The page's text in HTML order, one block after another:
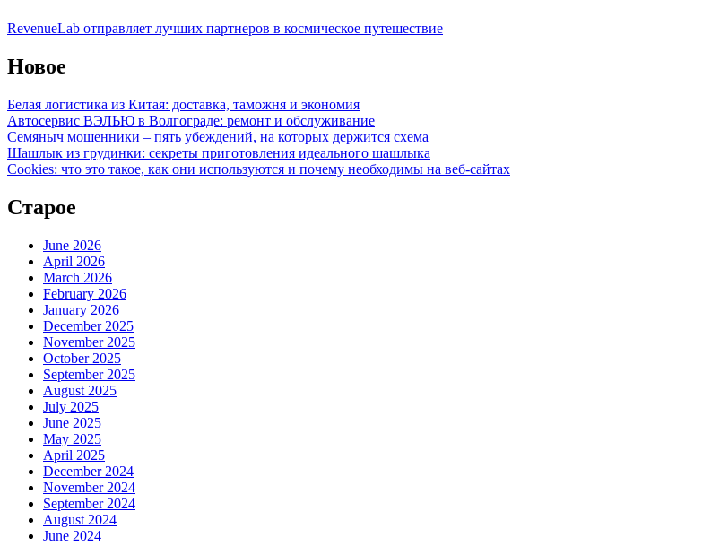
RevenueLab отправляет лучших партнеров в космическое путешествие
Новое
Белая логистика из Китая: доставка, таможня и экономия
Автосервис ВЭЛЬЮ в Волгограде: ремонт и обслуживание
Семяныч мошенники – пять убеждений, на которых держится схема
Шашлык из грудинки: секреты приготовления идеального шашлыка
Cookies: что это такое, как они используются и почему необходимы на веб-сайтах
Старое
June 2026
April 2026
March 2026
February 2026
January 2026
December 2025
November 2025
October 2025
September 2025
August 2025
July 2025
June 2025
May 2025
April 2025
December 2024
November 2024
September 2024
August 2024
June 2024